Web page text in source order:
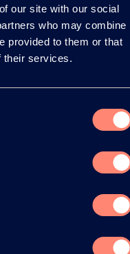
our site with our social
who may combine
provided to them or that
their services.